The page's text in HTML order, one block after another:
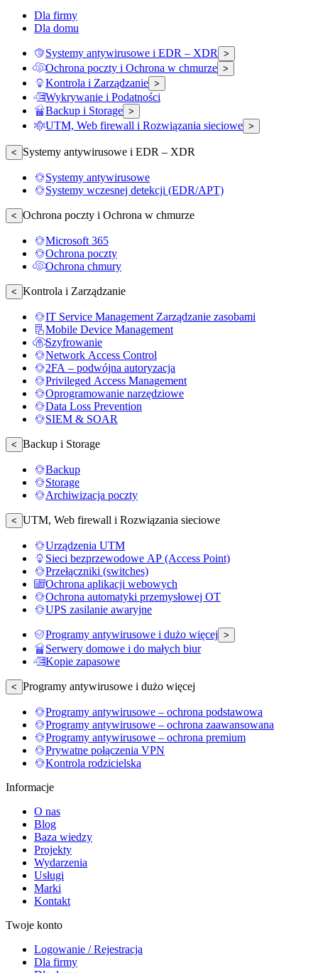
Dla firmy
Dla domu
Systemy antywirusowe i EDR – XDR >
Ochrona poczty i Ochrona w chmurze >
Kontrola i Zarządzanie >
Wykrywanie i Podatności
Backup i Storage >
UTM, Web firewall i Rozwiązania sieciowe >
< Systemy antywirusowe i EDR – XDR
Systemy antywirusowe
Systemy wczesnej detekcji (EDR/APT)
< Ochrona poczty i Ochrona w chmurze
Microsoft 365
Ochrona poczty
Ochrona chmury
< Kontrola i Zarządzanie
IT Service Management Zarządzanie zasobami
Mobile Device Management
Szyfrowanie
Network Access Control
2FA – podwójna autoryzacja
Privileged Access Management
Oprogramowanie narzędziowe
Data Loss Prevention
SIEM & SOAR
< Backup i Storage
Backup
Storage
Archiwizacja poczty
< UTM, Web firewall i Rozwiązania sieciowe
Urządzenia UTM
Sieci bezprzewodowe AP (Access Point)
Przełączniki (switches)
Ochrona aplikacji webowych
Ochrona automatyki przemysłowej OT
UPS zasilanie awaryjne
Programy antywirusowe i dużo więcej >
Serwery domowe i do małych biur
Kopie zapasowe
< Programy antywirusowe i dużo więcej
Programy antywirusowe – ochrona podstawowa
Programy antywirusowe – ochrona zaawansowana
Programy antywirusowe – ochrona premium
Prywatne połączenia VPN
Kontrola rodzicielska
Informacje
O nas
Blog
Baza wiedzy
Projekty
Wydarzenia
Usługi
Marki
Kontakt
Twoje konto
Logowanie / Rejestracja
Dla firmy